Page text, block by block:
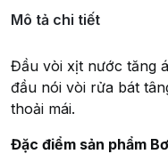
Mô tả chi tiết
Đầu vòi xịt nước tăng
đầu nói vòi rửa bát
thoải mái.
Đặc điểm sản phẩm